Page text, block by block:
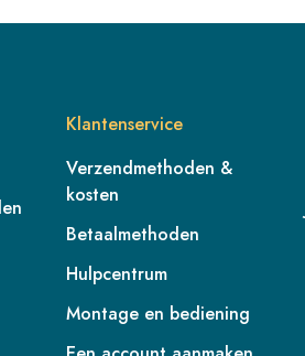
Klantenservice
Verzendmethoden &
kosten
Betaalmethoden
Hulpcentrum
Montage en bediening